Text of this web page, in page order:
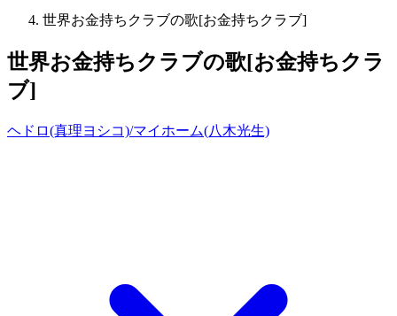
世界お金持ちクラブの歌[お金持ちクラブ]
世界お金持ちクラブの歌[お金持ちクラ
ブ]
ヘドロ(真理ヨシコ)/マイホーム(八木光生)